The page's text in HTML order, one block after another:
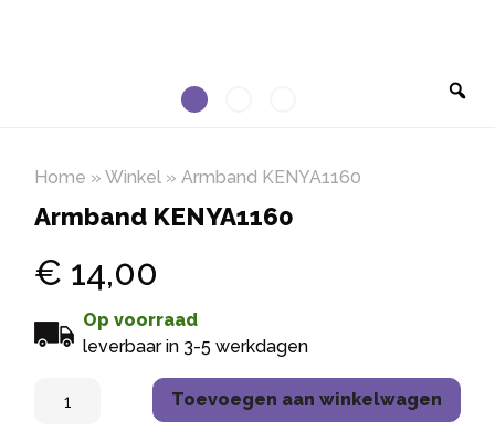
Home » Winkel » Armband KENYA1160
Armband KENYA1160
€ 14,00
Op voorraad
leverbaar in 3-5 werkdagen
Toevoegen aan winkelwagen